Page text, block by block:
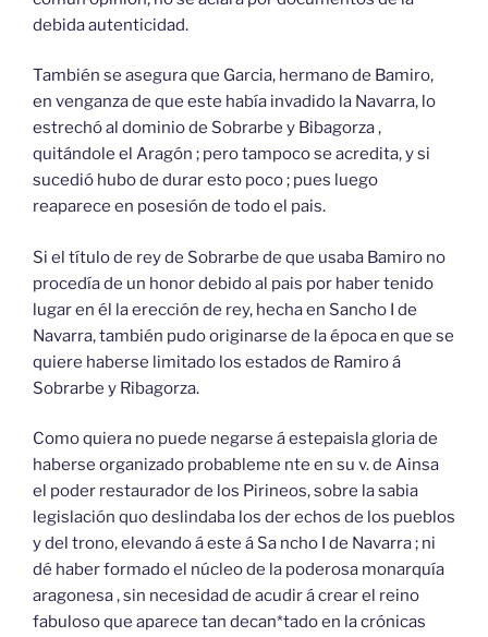
debida autenticidad.
También se asegura que Garcia, hermano de Bamiro,
en venganza de que este había invadido la Navarra, lo
estrechó al dominio de Sobrarbe y Bibagorza ,
quitándole el Aragón ; pero tampoco se acredita, y si
sucedió hubo de durar esto poco ; pues luego
reaparece en posesión de todo el pais.
Si el título de rey de Sobrarbe de que usaba Bamiro no
procedía de un honor debido al pais por haber tenido
lugar en él la erección de rey, hecha en Sancho I de
Navarra, también pudo originarse de la época en que se
quiere haberse limitado los estados de Ramiro á
Sobrarbe y Ribagorza.
Como quiera no puede negarse á estepaisla gloria de
haberse organizado probableme nte en su v. de Ainsa
el poder restaurador de los Pirineos, sobre la sabia
legislación quo deslindaba los der echos de los pueblos
y del trono, elevando á este á Sa ncho I de Navarra ; ni
dé haber formado el núcleo de la poderosa monarquía
aragonesa , sin necesidad de acudir á crear el reino
fabuloso que aparece tan decan*tado en la crónicas